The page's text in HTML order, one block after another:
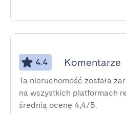
4.4 Komentarze
Ta nieruchomość została
na wszystkich platformach
średnią ocenę 4,4/5.